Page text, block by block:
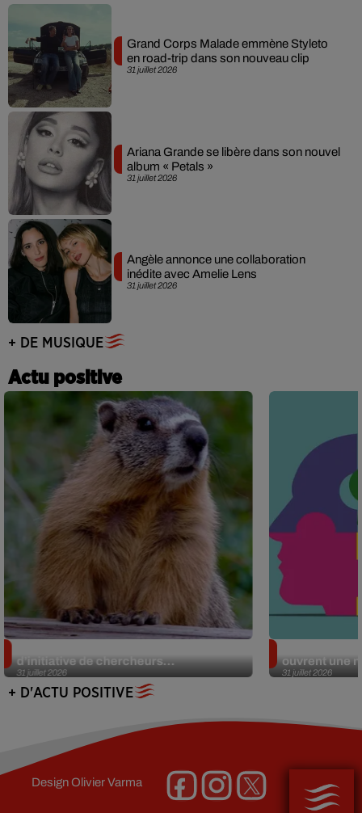
31 juillet 2026
Grand Corps Malade emmène Styleto
en road-trip dans son nouveau clip
31 juillet 2026
Ariana Grande se libère dans son nouvel
album « Petals »
31 juillet 2026
Angèle annonce une collaboration
inédite avec Amelie Lens
+ DE MUSIQUE
Actu positive
31 juillet 2026
d’initiative de chercheurs...
31 juillet 2026
ouvrent une
+ D'ACTU POSITIVE
DesignOlivier Varma